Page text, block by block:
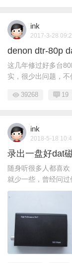
ink
2017-3-28
denon dtr-80p
这几年修过好多台
实，很少出问题，不
39268 19
ink
2018-5-18
录出一盘好dat
随身听很多人都喜
就少一些，曾经问过